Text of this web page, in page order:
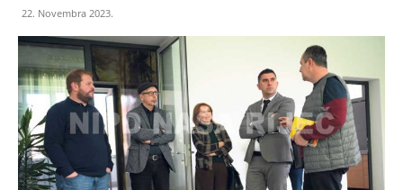
22. Novembra 2023.